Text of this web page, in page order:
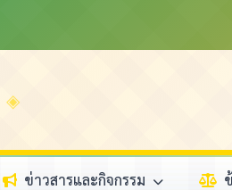
ข่าวสารและกิจกรรม